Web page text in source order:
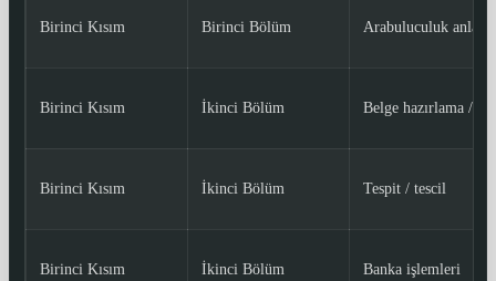
Birinci Kısım Birinci Bölüm Arabuluculuk
Birinci Kısım İkinci Bölüm Belge hazırlama /
Birinci Kısım İkinci Bölüm Tespit / tescil
Birinci Kısım İkinci Bölüm Banka işlemleri